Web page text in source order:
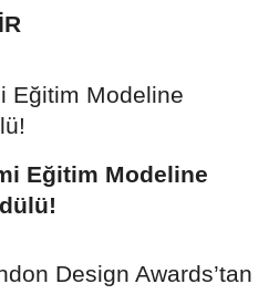
Eğitim Modeline